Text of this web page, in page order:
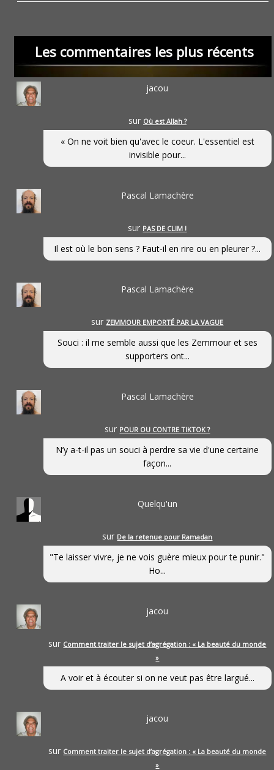
Les commentaires les plus récents
jacou
sur Où est Allah ?
« On ne voit bien qu'avec le coeur. L'essentiel est
invisible pour...
Pascal Lamachère
sur PAS DE CLIM !
Il est où le bon sens ? Faut-il en rire ou en pleurer ?...
Pascal Lamachère
sur ZEMMOUR EMPORTÉ PAR LA VAGUE
Souci : il me semble aussi que les Zemmour et ses
supporters ont...
Pascal Lamachère
sur POUR OU CONTRE TIKTOK ?
N’y a-t-il pas un souci à perdre sa vie d'une certaine
façon...
Quelqu'un
sur De la retenue pour Ramadan
"Te laisser vivre, je ne vois guère mieux pour te punir."
Ho...
jacou
sur Comment traiter le sujet d’agrégation : « La beauté du monde
»
A voir et à écouter si on ne veut pas être largué...
jacou
sur Comment traiter le sujet d’agrégation : « La beauté du monde
»